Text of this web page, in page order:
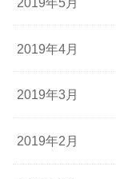
2019年4月
2019年3月
2019年2月